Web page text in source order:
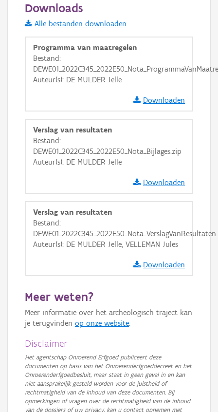
Informatie Vlaanderen
i
+ −
Basis Lagen
OSM-Basiskaart
GRB-Basiskaart
GRB-Basiskaart in grijswaarden
Downloads
Alle bestanden downloaden
Programma van maatregelen
Bestand:
Auteur(s): DE MULDER Jelle
Downloaden
Verslag van resultaten
Bestand:
DEWE01_2022C345_2022E50_Nota_Bijlages.zip
Auteur(s): DE MULDER Jelle
Downloaden
Verslag van resultaten
Bestand:
Auteur(s): DE MULDER Jelle, VELLEMAN Jules
Downloaden
Meer weten?
Meer informatie over het archeologisch traject kan
je terugvinden op onze website.
Disclaimer
Het agentschap Onroerend Erfgoed publiceert deze
documenten op basis van het Onroerenderfgoeddecreet en het
Onroerenderfgoedbesluit, maar staat in geen geval in en kan
niet aansprakelijk gesteld worden voor de juistheid of
rechtmatigheid van de inhoud van deze documenten. Bij
opmerkingen of vragen over de rechtmatigheid van de inhoud
van de dossiers of uw privacy, kan u contact opnemen met